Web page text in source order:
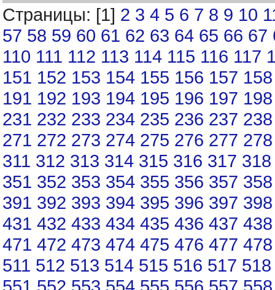
Страницы: [1] 2 3 4 5 6 7 8 9 10
57 58 59 60 61 62 63 64 65 66 67
110 111 112 113 114 115 116 117
151 152 153 154 155 156 157 158
191 192 193 194 195 196 197 198
231 232 233 234 235 236 237 238
271 272 273 274 275 276 277 278
311 312 313 314 315 316 317 318
351 352 353 354 355 356 357 358
391 392 393 394 395 396 397 398
431 432 433 434 435 436 437 438
471 472 473 474 475 476 477 478
511 512 513 514 515 516 517 518